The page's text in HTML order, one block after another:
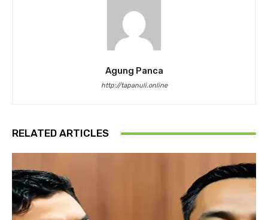
Agung Panca
http://tapanuli.online
RELATED ARTICLES